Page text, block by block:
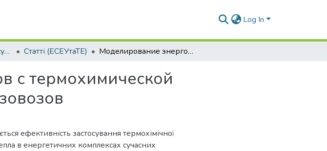
Log In
Кафедра експлуатації суднових енергетичних установок та теплоенергетики (ЕСЕУтаТЕ) Статті (ЕСЕУтаТЕ) Моделирование энергокомплексов с термохимической регенерацией тепла для судов-газовозов
с термохимической
ефективність застосування термохімічної
в енергетичних комплексах сучасних